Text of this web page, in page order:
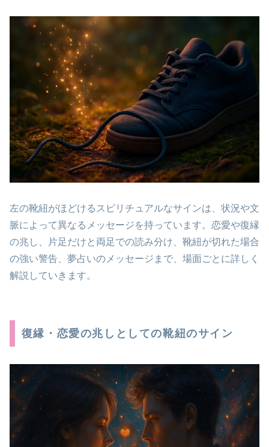
左の靴紐がほどけるスピリチュアルなサインは、状況や文
脈によって異なるメッセージを持っています。恋愛や復縁
の兆し、片足だけと両足での読み分け、靴紐が切れた場合
の強い警告、夢占いのメッセージまで、場面ごとに詳しく
解説していきます。
復縁・恋愛の兆しとしての靴紐のサイン